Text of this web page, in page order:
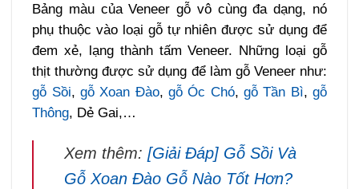
Bảng màu của Veneer gỗ vô cùng đa dạng, nó
phụ thuộc vào loại gỗ tự nhiên được sử dụng để
đem xẻ, lạng thành tấm Veneer. Những loại gỗ
thịt thường được sử dụng để làm gỗ Veneer như:
gỗ Sồi, gỗ Xoan Đào, gỗ Óc Chó, gỗ Tần Bì, gỗ
Thông, Dẻ Gai,…
Xem thêm: [Giải Đáp] Gỗ Sồi Và
Gỗ Xoan Đào Gỗ Nào Tốt Hơn?